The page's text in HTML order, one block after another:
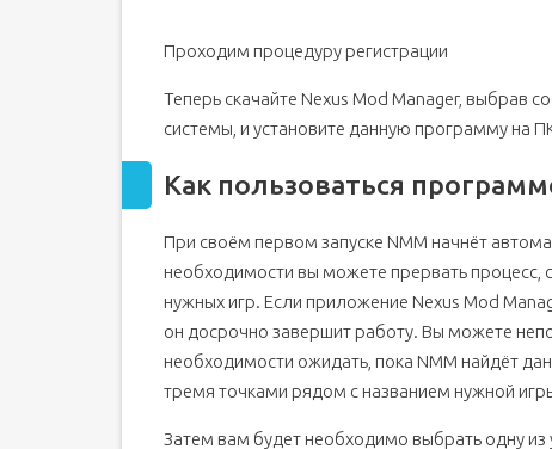
Проходим процедуру регистрации
Теперь скачайте Nexus Mod Manager, выбрав
системы, и установите данную программу на
Как пользоваться
При своём первом запуске NMM начнёт
необходимости вы можете прервать процесс,
нужных игр. Если приложение Nexus Mod
он досрочно завершит работу. Вы можете
необходимости ожидать, пока NMM найдёт
тремя точками рядом с названием нужной
Затем вам будет необходимо выбрать одну